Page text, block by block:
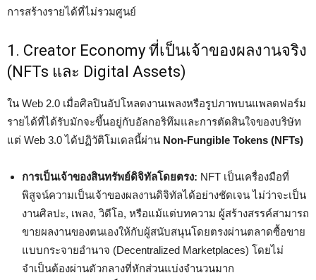
การสร้างรายได้ที่ไม่รวมศูนย์
1. Creator Economy ที่เป็นเจ้าของผลงานจริง
(NFTs และ Digital Assets)
ใน Web 2.0 เมื่อศิลปินอัปโหลดงานเพลงหรือรูปภาพบนแพลตฟอร์ม
รายได้ที่ได้รับมักจะขึ้นอยู่กับอัลกอริทึมและการตัดสินใจของบริษัท
แต่ Web 3.0 ได้ปฏิวัติโมเดลนี้ผ่าน Non-Fungible Tokens (NFTs)
การเป็นเจ้าของสินทรัพย์ดิจิทัลโดยตรง: NFT เป็นเครื่องมือที่
พิสูจน์ความเป็นเจ้าของผลงานดิจิทัลได้อย่างชัดเจน ไม่ว่าจะเป็น
งานศิลปะ, เพลง, วิดีโอ, หรือแม้แต่บทความ ผู้สร้างสรรค์สามารถ
ขายผลงานของตนเองให้กับผู้สนับสนุนโดยตรงผ่านตลาดซื้อขาย
แบบกระจายอำนาจ (Decentralized Marketplaces) โดยไม่
จำเป็นต้องผ่านตัวกลางที่หักส่วนแบ่งจำนวนมาก